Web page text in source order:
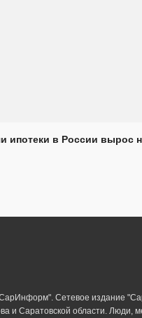
ипотеки в России вырос
Сетевое издание
и Саратовской области. Люди,